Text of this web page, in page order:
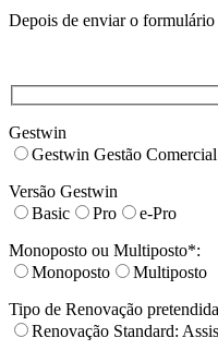
Depois de enviar o formulário
Gestwin
Gestwin Gestão Comercial
Versão Gestwin
Basic
Pro
e-Pro
Monoposto ou Multiposto*:
Monoposto
Multiposto
Tipo de Renovação
Renovação Standard: